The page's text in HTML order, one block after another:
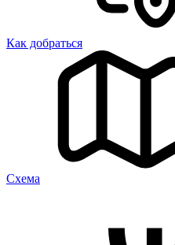
Как добраться
Cхема